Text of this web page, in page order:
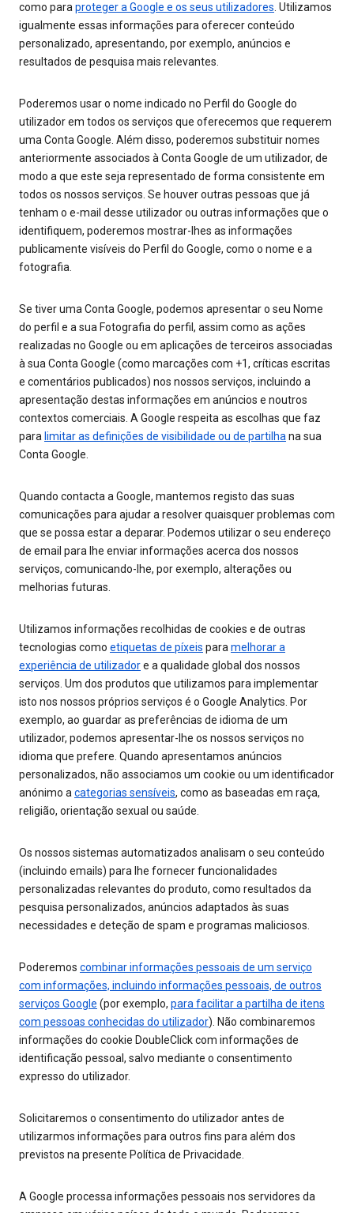
como paraproteger a Google e os seus utilizadores. Utilizamos
igualmente essas informações para oferecer conteúdo
personalizado, apresentando, por exemplo, anúncios e
resultados de pesquisa mais relevantes.
Poderemos usar o nome indicado no Perfil do Google do
utilizador em todos os serviços que oferecemos que requerem
uma Conta Google. Além disso, poderemos substituir nomes
anteriormente associados à Conta Google de um utilizador, de
modo a que este seja representado de forma consistente em
todos os nossos serviços. Se houver outras pessoas que já
tenham o e-mail desse utilizador ou outras informações que o
identifiquem, poderemos mostrar-lhes as informações
publicamente visíveis do Perfil do Google, como o nome e a
fotografia.
Se tiver uma Conta Google, podemos apresentar o seu Nome
do perfil e a sua Fotografia do perfil, assim como as ações
realizadas no Google ou em aplicações de terceiros associadas
à sua Conta Google (como marcações com +1, críticas escritas
e comentários publicados) nos nossos serviços, incluindo a
apresentação destas informações em anúncios e noutros
contextos comerciais. A Google respeita as escolhas que faz
para limitar as definições de visibilidade ou de partilhana sua
Conta Google.
Quando contacta a Google, mantemos registo das suas
comunicações para ajudar a resolver quaisquer problemas com
que se possa estar a deparar. Podemos utilizar o seu endereço
de email para lhe enviar informações acerca dos nossos
serviços, comunicando-lhe, por exemplo, alterações ou
melhorias futuras.
Utilizamos informações recolhidas de cookies e de outras
tecnologias como etiquetas de píxeis paramelhorar a
experiência de utilizadore a qualidade global dos nossos
serviços. Um dos produtos que utilizamos para implementar
isto nos nossos próprios serviços é o Google Analytics. Por
exemplo, ao guardar as preferências de idioma de um
utilizador, podemos apresentar-lhe os nossos serviços no
idioma que prefere. Quando apresentamos anúncios
personalizados, não associamos um cookie ou um identificador
anónimo acategorias sensíveis, como as baseadas em raça,
religião, orientação sexual ou saúde.
Os nossos sistemas automatizados analisam o seu conteúdo
(incluindo emails) para lhe fornecer funcionalidades
personalizadas relevantes do produto, como resultados da
pesquisa personalizados, anúncios adaptados às suas
necessidades e deteção de spam e programas maliciosos.
Poderemos combinar informações pessoais de um serviço
com informações, incluindo informações pessoais, de outros
serviços Google (por exemplo, para facilitar a partilha de itens
com pessoas conhecidas do utilizador). Não combinaremos
informações do cookie DoubleClick com informações de
identificação pessoal, salvo mediante o consentimento
expresso do utilizador.
Solicitaremos o consentimento do utilizador antes de
utilizarmos informações para outros fins para além dos
previstos na presente Política de Privacidade.
A Google processa informações pessoais nos servidores da